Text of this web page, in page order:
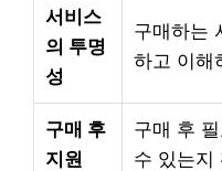
서비스
의 투명
성
구매하는
하고 이해
구매 후
지원
구매 후
수 있는지